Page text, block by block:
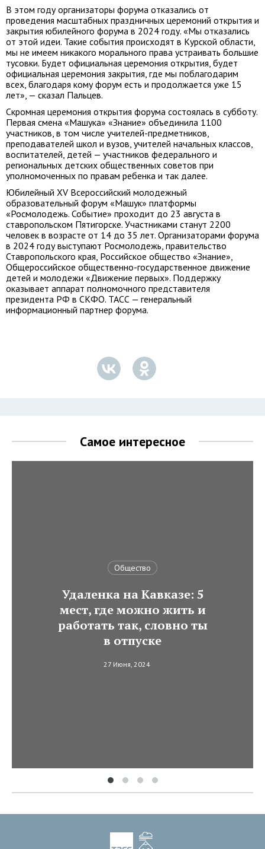
В этом году организаторы форума отказались от
проведения масштабных праздничных церемоний открытия и
закрытия юбилейного форума в 2024 году. «Мы отказались
от этой идеи. Такие события происходят в Курской области,
мы не имеем никакого морального права устраивать большие
тусовки. Будет официальная церемония открытия, будет
официальная церемония закрытия, где мы поблагодарим
всех, благодаря кому форум есть и продолжается уже 15
лет», — сказал Пальцев.
Скромная церемония открытия форума состоялась в субботу.
Первая смена «Машука» «Знание» объединила 1100
участников, в том числе учителей-предметников,
преподавателей школ и вузов, учителей начальных классов,
воспитателей, детей — участников федерального и
региональных детских общественных советов при
уполномоченных по правам ребенка и так далее.
Юбилейный XV Всероссийский молодежный
образовательный форум «Машук» платформы
«Росмолодежь. Событие» проходит до 23 августа в
ставропольском Пятигорске. Участниками станут 2200
человек в возрасте от 14 до 35 лет. Организаторами форума
в 2024 году выступают Росмолодежь, правительство
Ставропольского края, Российское общество «Знание»,
Общероссийское общественно-государственное движение
детей и молодежи «Движение первых». Поддержку
оказывает аппарат полномочного представителя
президента РФ в СКФО. ТАСС — генеральный
информационный партнер форума.
Самое интересное
Общество
Удаленка на Кавказе: 5
мест, где можно жить и
работать так, словно ты
в отпуске
27 Июня, 2024